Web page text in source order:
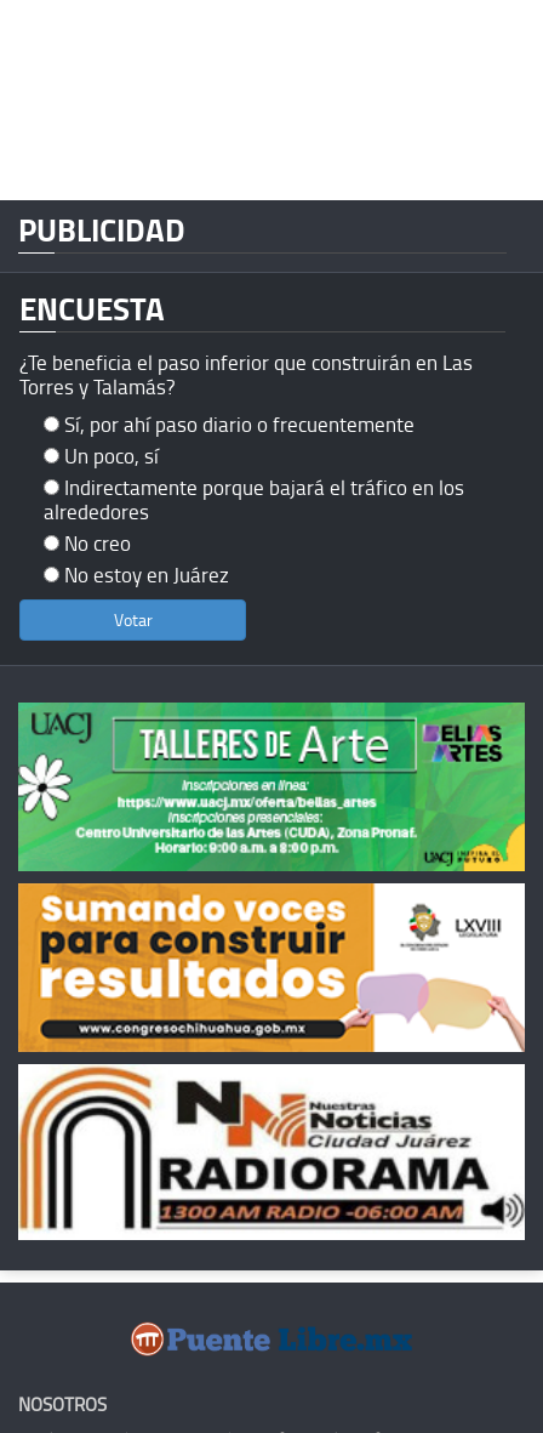
PUBLICIDAD
ENCUESTA
¿Te beneficia el paso inferior que construirán en Las
Torres y Talamás?
Sí, por ahí paso diario o frecuentemente
Un poco, sí
Indirectamente porque bajará el tráfico en los
alrededores
No creo
No estoy en Juárez
NOSOTROS